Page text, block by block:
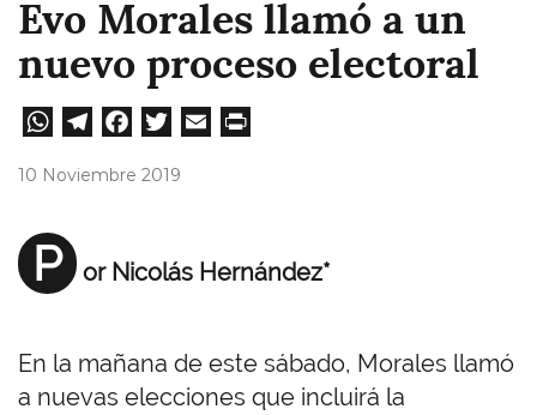
Evo Morales llamó a un
nuevo proceso electoral
W
A
pp
Te
m
Fa
10 Noviembre 2019
P or Nicolás Hernández*
En la mañana de este sábado, Morales llamó
a nuevas elecciones que incluirá la